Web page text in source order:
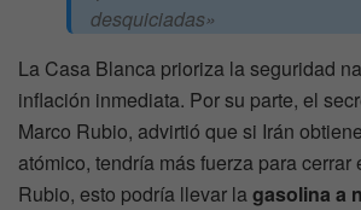
desquiciadas»
La Casa Blanca prioriza la seguridad
inflación inmediata. Por su parte, el
Marco Rubio, advirtió que si Irán
atómico, tendría más fuerza para cerrar
Rubio, esto podría llevar lagasolina a